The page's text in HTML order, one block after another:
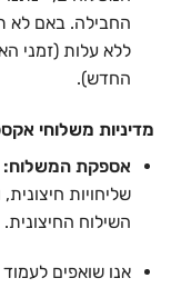
החבילה. באם לא
ללא עלות (זמני
החדש).
מדיניות משלוחי
אספקת המשלוח:
שליחויות
השילוח החיצונית.
אנו שואפים